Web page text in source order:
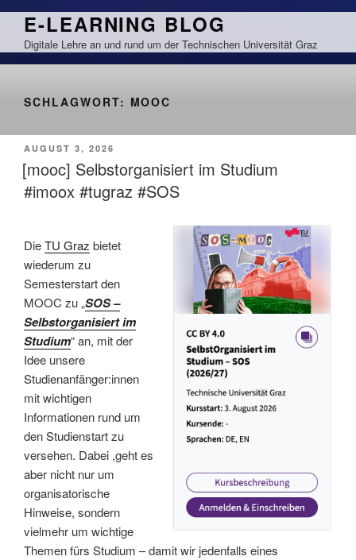
Zum
springen
E-LEARNING BLOG
Digitale Lehre an und rund um der Technischen Universität Graz
SCHLAGWORT: MOOC
VERÖFFENTLICHT
AM
AUGUST 3, 2026
[mooc] Selbstorganisiert im Studium
#imoox #tugraz #SOS
DieTU Graz bietet
wiederum zu
Semesterstart den
MOOC zu „SOS –
Selbstorganisiert im
Studium“ an, mit der
Idee unsere
Studienanfänger:innen
mit wichtigen
Informationen rund um
den Studienstart zu
versehen. Dabei ,geht es
aber nicht nur um
organisatorische
Hinweise, sondern
vielmehr um wichtige
Themen fürs Studium – damit wir jedenfalls eines